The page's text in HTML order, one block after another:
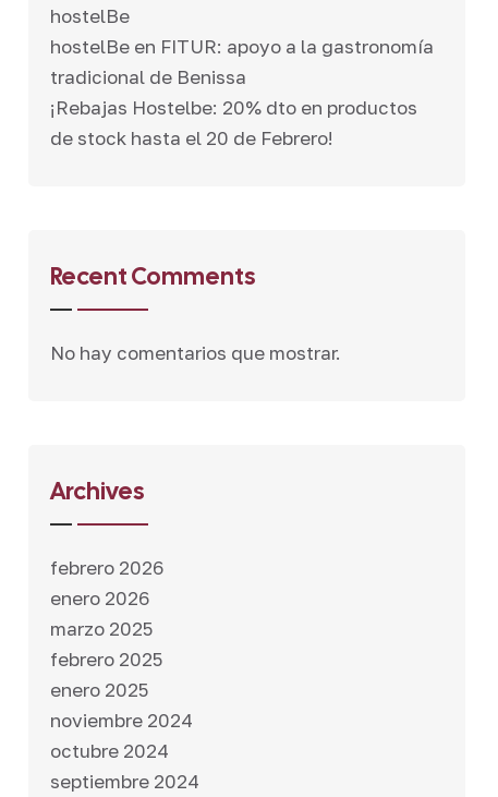
hostelBe
hostelBe en FITUR: apoyo a la gastronomía
tradicional de Benissa
¡Rebajas Hostelbe: 20% dto en productos
de stock hasta el 20 de Febrero!
Recent Comments
No hay comentarios que mostrar.
Archives
febrero 2026
enero 2026
marzo 2025
febrero 2025
enero 2025
noviembre 2024
octubre 2024
septiembre 2024